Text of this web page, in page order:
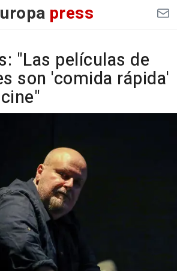
press
"Las películas de
son 'comida rápida'